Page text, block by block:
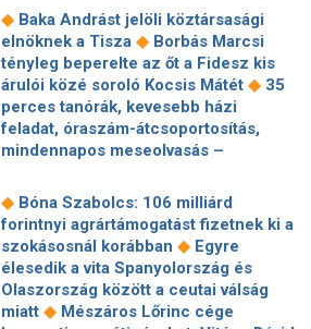
tojással dobálták meg a
miniszterelnököt – Koszovóban ◆
Szépségipar és orvosi turizmus:
milyen erős Budapest a plasztikai
sebészet térképén? ◆ 72 óra
Montenegróban ◆35 perces tanórák
lehetnek az alsó tagozatos diákoknak,
komoly változások jöhetnek az
András kirúgásával kezdődött, most a
köztársasági elnökké választásával ér
véget◆Farkas Fanni, a Tv2 Híradó új
arca a legvagányabb híradós: imád
veszélyesen élni◆Eldől a
planetárium jövője – posztolt a
◆ Baka Andrást jelöli köztársasági
elnöknek a Tisza ◆ Borbás Marcsi
tényleg beperelte az őt a Fidesz kis
árulói közé soroló Kocsis Mátét ◆ 35
perces tanórák, kevesebb házi
feladat, óraszám-átcsoportosítás,
mindennapos meseolvasás –
tagozatos javaslatcsomagja
Lemond és az egyetemről is távozik
az Ádám Zoltánt kirúgó corvinusos
rektorhelyettes◆
Katasztrófavédelem: Ez már nekünk is
sok! És sajnos nem látjuk a végét ◆
Nem fizeti vissza a vételárat a zuglói
◆ Bóna Szabolcs: 106 milliárd
forintnyi agrártámogatást fizetnek ki a
szokásosnál korábban ◆ Egyre
élesedik a vita Spanyolország és
Olaszország között a ceutai válság
miatt ◆ Mészáros Lőrinc cége